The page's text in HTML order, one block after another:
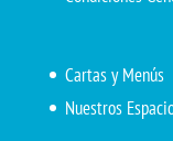
Cartas y Menús
Nuestros